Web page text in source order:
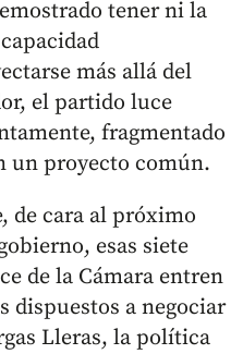
tener ni la
más allá del
el partido luce
fragmentado
un proyecto común.
de cara al próximo
esas siete
de la Cámara entren
dispuestos a negociar
Lleras, la política